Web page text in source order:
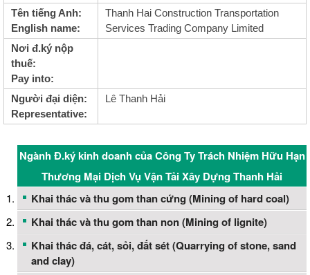
Tên tiếng Anh:
English name:
Thanh Hai Construction Transportation
Services Trading Company Limited
Nơi đ.ký nộp
thuế:
Pay into:
Người đại diện:
Representative:
Lê Thanh Hải
Ngành Đ.ký kinh doanh của Công Ty Trách Nhiệm Hữu Hạn
Thương Mại Dịch Vụ Vận Tải Xây Dựng Thanh Hải
Khai thác và thu gom than cứng (Mining of hard coal)
Khai thác và thu gom than non (Mining of lignite)
Khai thác đá, cát, sỏi, đất sét (Quarrying of stone, sand
and clay)